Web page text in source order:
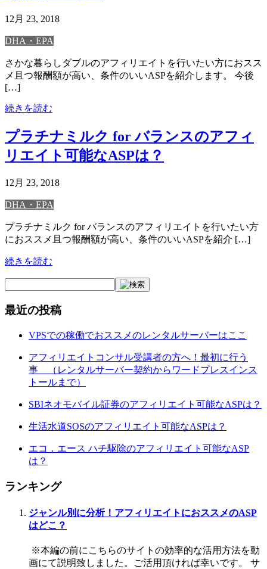
12月 23, 2018
DHA・EPA
さかな暮らしダブルのアフィリエイトを行いたい方におスス
メ且つ報酬額が高い、条件のいいASPを紹介します。 今後
[…]
続きを読む
プラチナミルク for バランスのアフィ
リエイト可能なASPは？
12月 23, 2018
DHA・EPA
プラチナミルク for バランスのアフィリエイトを行いたい方
におススメ且つ報酬額が高い、条件のいいASPを紹介 […]
続きを読む
最近の投稿
VPSでの稼働でおススメのレンタルサーバーはここ
アフィリエイトコンサル受講者の方へ！最初に行う
事 （レンタルサーバー契約からワードプレスインス
トールまで）
SBIネオモバイル証券のアフィリエイト可能なASPは？
生活水道SOSのアフィリエイト可能なASPは？
エコ．エース ハチ駆除のアフィリエイト可能なASP
は？
ランキング
ジャンル別に分析！アフィリエイトにおススメのASP
はどこ？
※本編の前にこちらのサイトの効率的な活用方法を動
画にて説明致しました。ご活用頂ければ幸いです。 サ